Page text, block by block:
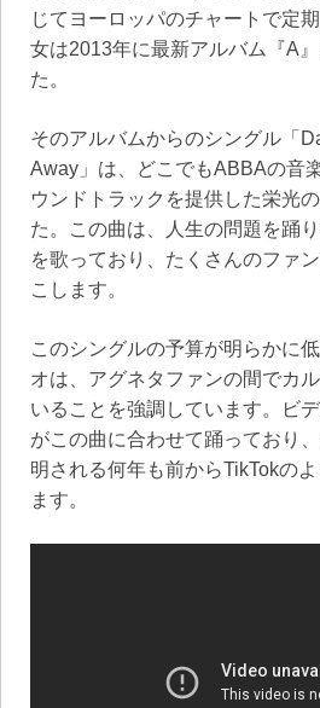
じてヨーロッパのチャートで定
女は2013年に最新アルバム『A
た。
そのアルバムからのシングル「
Away」は、どこでもABBAの音
ウンドトラックを提供した栄光
た。この曲は、人生の問題を踊
を歌っており、たくさんのファ
こします。
このシングルの予算が明らかに
オは、アグネタファンの間でカ
いることを強調しています。ビ
がこの曲に合わせて踊っており
明される何年も前からTikTokの
ます。